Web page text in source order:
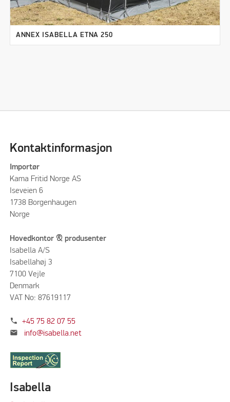
ANNEX ISABELLA ETNA 250
Kontaktinformasjon
Importør
Kama Fritid Norge AS
Iseveien 6
1738 Borgenhaugen
Norge
Hovedkontor & produsenter
Isabella A/S
Isabellahøj 3
7100 Vejle
Denmark
VAT No: 87619117
phone +45 75 82 07 55
mail info@isabella.net
Isabella